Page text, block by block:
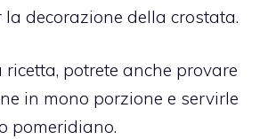
decorazione della crostata.
ricetta, potrete anche provare
in mono porzione e servirle
pomeridiano.